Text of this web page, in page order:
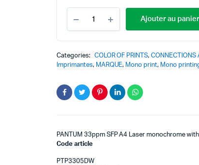
Ajouter au panier
Categories: COLOR OF PRINTS,CONNECTIONS
Imprimantes, MARQUE, Mono print, Mono
PANTUM 33ppm SFP A4 Laser monochrome
Code article
PTP3305DW